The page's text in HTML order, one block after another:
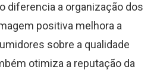
diferencia a organização dos
positiva melhora a
sobre a qualidade
otimiza a reputação da